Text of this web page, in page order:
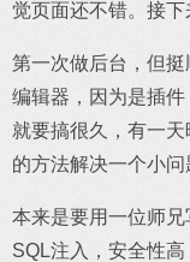
觉页面还不错。接下
第一次做后台，但
编辑器，因为是插件
就要搞很久，有一
的方法解决一个小
本来是要用一位师
SQL注入，安全性